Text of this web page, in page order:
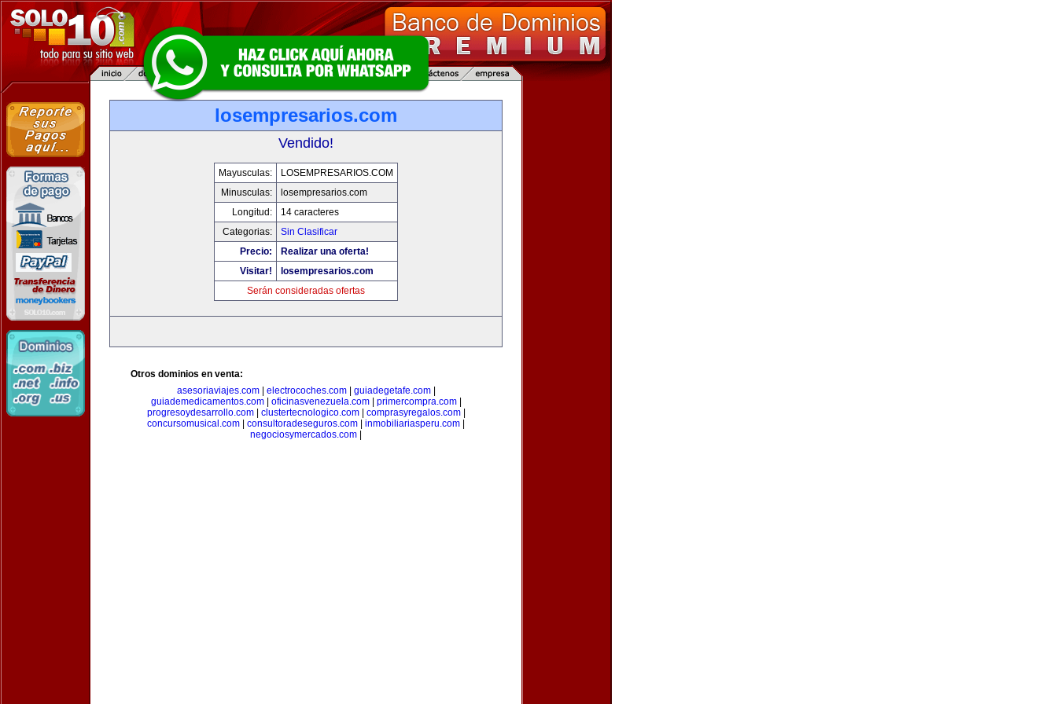
losempresarios.com
Vendido!
Mayusculas:
LOSEMPRESARIOS.COM
Minusculas:
losempresarios.com
Longitud:
14 caracteres
Categorias:
Sin Clasificar
Precio:
Realizar una oferta!
Visitar!
losempresarios.com
Serán consideradas ofertas
Otros dominios en venta:
asesoriaviajes.com| electrocoches.com| guiadegetafe.com|
guiademedicamentos.com| oficinasvenezuela.com| primercompra.com|
progresoydesarrollo.com| clustertecnologico.com| comprasyregalos.com|
concursomusical.com
consultoradeseguros.com inmobiliariasperu.com
negociosymercados.com